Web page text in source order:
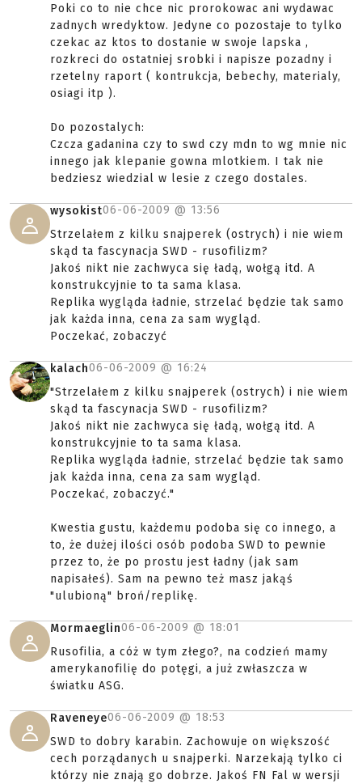
Poki co to nie chce nic prorokowac ani wydawac
zadnych wredyktow. Jedyne co pozostaje to tylko
czekac az ktos to dostanie w swoje lapska ,
rozkreci do ostatniej srobki i napisze pozadny i
rzetelny raport ( kontrukcja, bebechy, materialy,
osiagi itp ).
Do pozostalych:
Czcza gadanina czy to swd czy mdn to wg mnie nic
innego jak klepanie gowna mlotkiem. I tak nie
bedziesz wiedzial w lesie z czego dostales.
wysokist06-06-2009 @ 13:56
Strzelałem z kilku snajperek (ostrych) i nie wiem
skąd ta fascynacja SWD - rusofilizm?
Jakoś nikt nie zachwyca się ładą, wołgą itd. A
konstrukcyjnie to ta sama klasa.
Replika wygląda ładnie, strzelać będzie tak samo
jak każda inna, cena za sam wygląd.
Poczekać, zobaczyć
kalach06-06-2009 @ 16:24
"Strzelałem z kilku snajperek (ostrych) i nie wiem
skąd ta fascynacja SWD - rusofilizm?
Jakoś nikt nie zachwyca się ładą, wołgą itd. A
konstrukcyjnie to ta sama klasa.
Replika wygląda ładnie, strzelać będzie tak samo
jak każda inna, cena za sam wygląd.
Poczekać, zobaczyć."
Kwestia gustu, każdemu podoba się co innego, a
to, że dużej ilości osób podoba SWD to pewnie
przez to, że po prostu jest ładny (jak sam
napisałeś). Sam na pewno też masz jakąś
"ulubioną" broń/replikę.
Mormaeglin06-06-2009 @ 18:01
Rusofilia, a cóż w tym złego?, na codzień mamy
amerykanofilię do potęgi, a już zwłaszcza w
światku ASG.
Raveneye06-06-2009 @ 18:53
SWD to dobry karabin. Zachowuje on większość
cech porządanych u snajperki. Narzekają tylko ci
którzy nie znają go dobrze. Jakoś FN Fal w wersji